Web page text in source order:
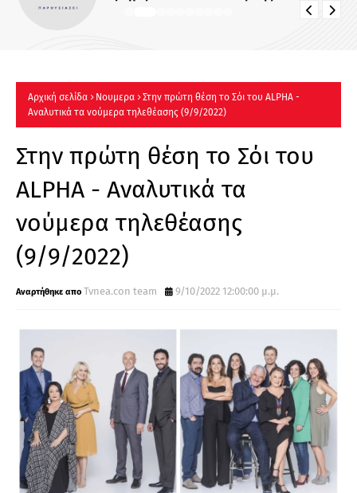
Αρχική σελίδα Νουμερα
Στην πρώτη θέση το Σόι του ALPHA -
Αναλυτικά τα νούμερα τηλεθέασης (9/9/2022)
Στην πρώτη θέση το Σόι του
ALPHA - Αναλυτικά τα
νούμερα τηλεθέασης
(9/9/2022)
Tvnea.con team 9/10/2022 12:00:00 μ.μ.